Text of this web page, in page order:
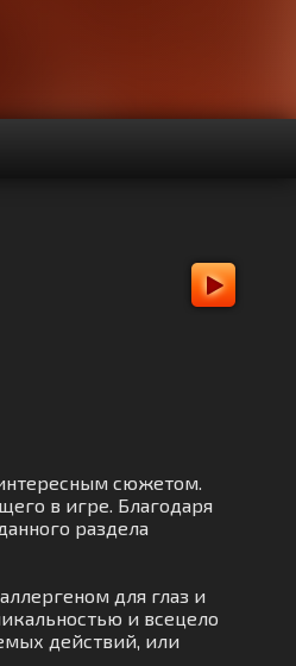
сюжетом.
в игре. Благодаря
раздела
для глаз и
и всецело
действий, или